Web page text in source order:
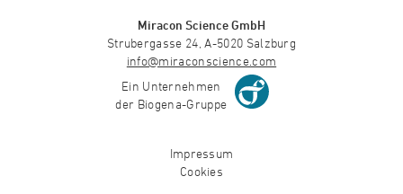
Miracon Science GmbH
Strubergasse 24, A-5020 Salzburg
info@miraconscience.com
Ein Unternehmen
der Biogena-Gruppe
Impressum
Cookies